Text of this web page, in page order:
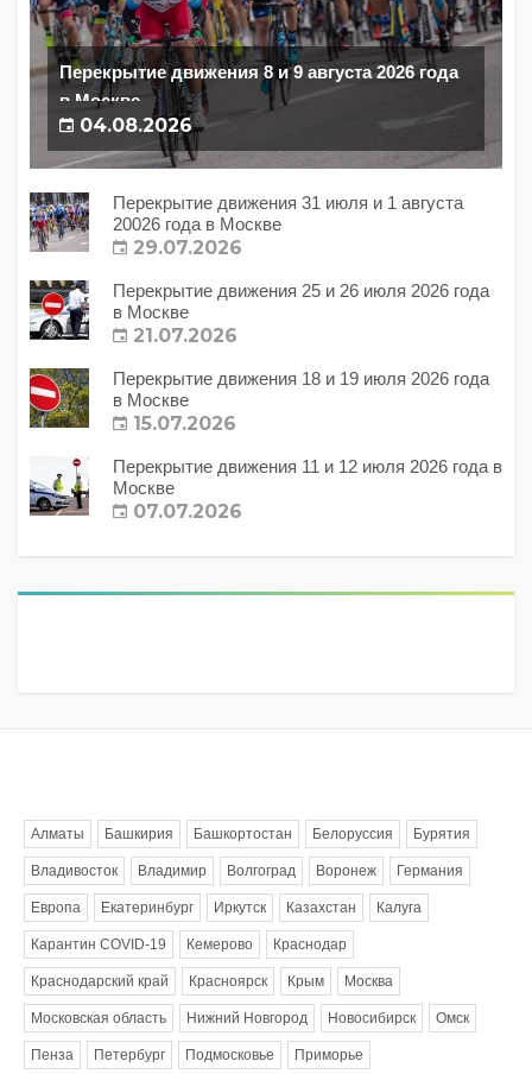
Перекрытие движения 8 и 9 августа 2026 года
в Москве
04.08.2026
Перекрытие движения 31 июля и 1 августа
20026 года в Москве
29.07.2026
Перекрытие движения 25 и 26 июля 2026 года
в Москве
21.07.2026
Перекрытие движения 18 и 19 июля 2026 года
в Москве
15.07.2026
Перекрытие движения 11 и 12 июля 2026 года в
Москве
07.07.2026
Алматы Башкирия Башкортостан Белоруссия Бурятия
Владивосток Владимир Волгоград Воронеж Германия
Европа Екатеринбург Иркутск Казахстан Калуга
Карантин COVID-19 Кемерово Краснодар
Краснодарский край Красноярск Крым Москва
Московская область Нижний Новгород Новосибирск Омск
Пенза Петербург Подмосковье Приморье